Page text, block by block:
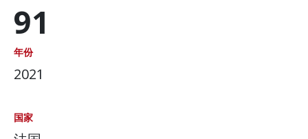
91
年份
2021
国家